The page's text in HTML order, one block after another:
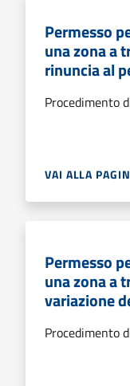
Permesso
una zona a
rinuncia al
Procedimento
VAI ALLA
Permesso
una zona a
variazione
Procedimento